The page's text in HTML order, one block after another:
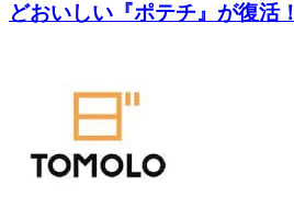
どおいしい『ポテチ』が復活！